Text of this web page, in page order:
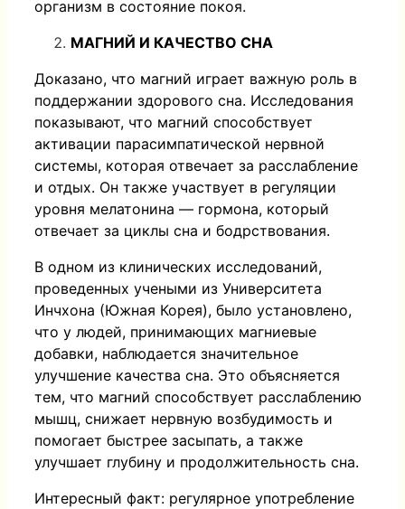
организм в состояние покоя.
МАГНИЙ И КАЧЕСТВО СНА
Доказано, что магний играет важную роль в
поддержании здорового сна. Исследования
показывают, что магний способствует
активации парасимпатической нервной
системы, которая отвечает за расслабление
и отдых. Он также участвует в регуляции
уровня мелатонина — гормона, который
отвечает за циклы сна и бодрствования.
В одном из клинических исследований,
проведенных учеными из Университета
Инчхона (Южная Корея), было установлено,
что у людей, принимающих магниевые
добавки, наблюдается значительное
улучшение качества сна. Это объясняется
тем, что магний способствует расслаблению
мышц, снижает нервную возбудимость и
помогает быстрее засыпать, а также
улучшает глубину и продолжительность сна.
Интересный факт: регулярное употребление